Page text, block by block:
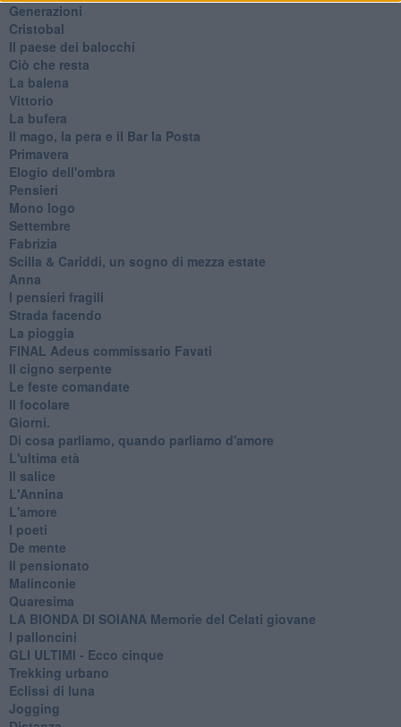
Generazioni
Cristobal
Il paese dei balocchi
Ciò che resta
La balena
Vittorio
La bufera
Il mago, la pera e il Bar la Posta
Primavera
Elogio dell'ombra
Pensieri
Mono logo
Settembre
Fabrizia
​Scilla & Cariddi, un sogno di mezza estate
Anna
I pensieri fragili
Strada facendo
La pioggia
FINAL Adeus commissario Favati
Il cigno serpente
Le feste comandate
Il focolare
Giorni.
Di cosa parliamo, quando parliamo d'amore
L'ultima età
Il salice
L'Annina
L'amore
I poeti
De mente
Il pensionato
Malinconie
Quaresima
LA BIONDA DI SOIANA Memorie del Celati giovane
I palloncini
GLI ULTIMI - Ecco cinque
Trekking urbano
Eclissi di luna
Jogging